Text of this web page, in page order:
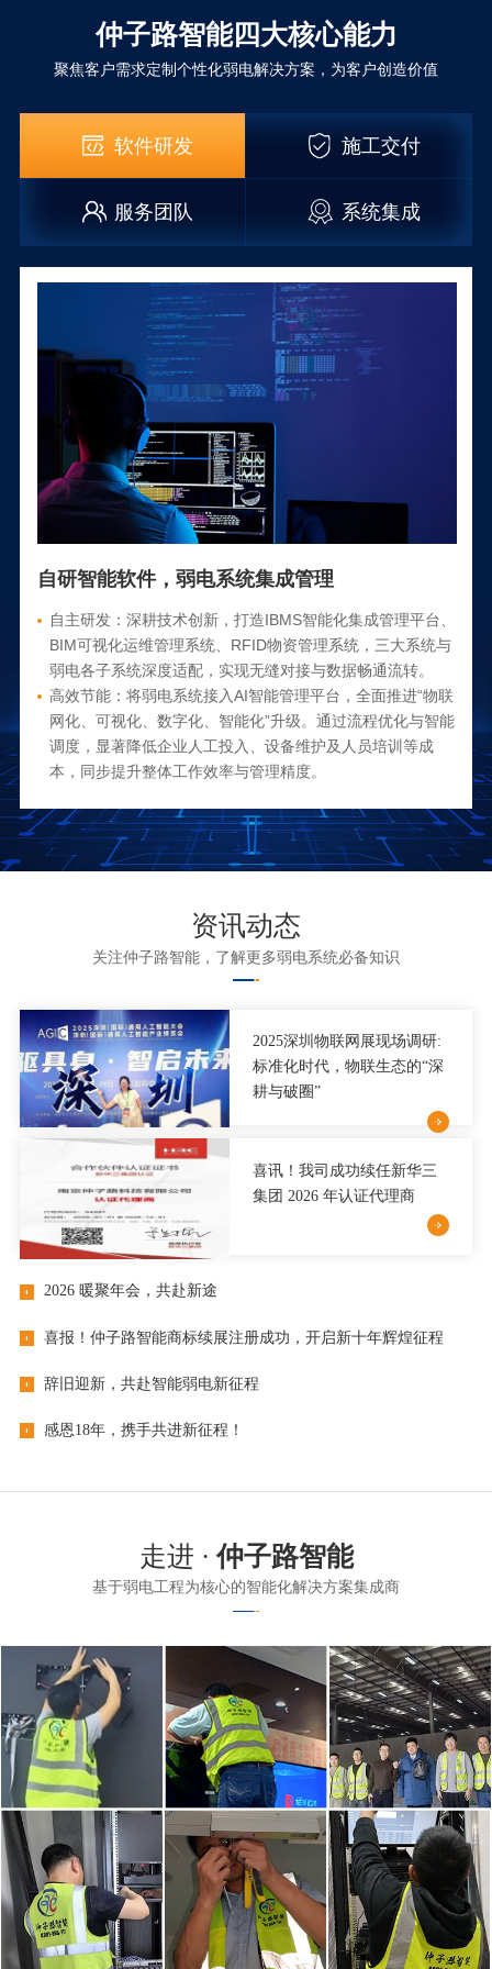
仲子路智能四大核心能力
聚焦客户需求定制个性化弱电解决方案，为客户创造价值
软件研发 施工交付
服务团队 系统集成
自研智能软件，弱电系统集成管理
自主研发：深耕技术创新，打造IBMS智能化集成管理平台、
BIM可视化运维管理系统、RFID物资管理系统，三大系统与
弱电各子系统深度适配，实现无缝对接与数据畅通流转。
高效节能：将弱电系统接入AI智能管理平台，全面推进“物联
网化、可视化、数字化、智能化”升级。通过流程优化与智能
调度，显著降低企业人工投入、设备维护及人员培训等成
本，同步提升整体工作效率与管理精度。
资讯动态
关注仲子路智能，了解更多弱电系统必备知识
2025深圳物联网展现场调研:
标准化时代，物联生态的“深
耕与破圈”
喜讯！我司成功续任新华三
集团 2026 年认证代理商
2026 暖聚年会，共赴新途
喜报！仲子路智能商标续展注册成功，开启新十年辉煌征程
辞旧迎新，共赴智能弱电新征程
感恩18年，携手共进新征程！
走进 ·仲子路智能
基于弱电工程为核心的智能化解决方案集成商